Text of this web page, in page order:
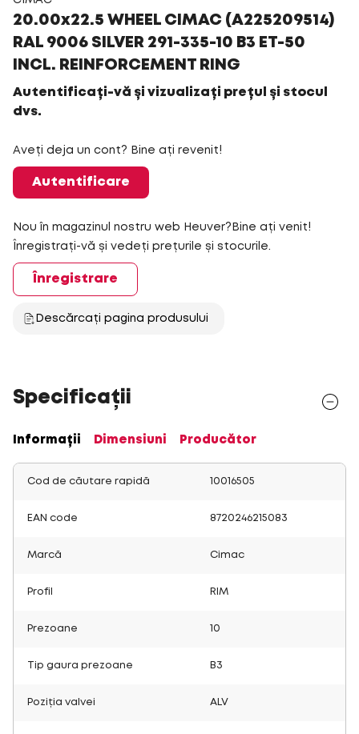
20.00x22.5 WHEEL CIMAC (A225209514)
RAL 9006 SILVER 291-335-10 B3 ET-50
INCL. REINFORCEMENT RING
Autentificați-vă și vizualizați prețul și stocul
dvs.
Aveți deja un cont? Bine ați revenit!
Autentificare
Nou în magazinul nostru web Heuver?Bine ați venit!
Înregistrați-vă și vedeți prețurile și stocurile.
Înregistrare
Descărcați pagina produsului
Specificații
Informații Dimensiuni Producător
Cod de căutare rapidă 10016505
EAN code 8720246215083
Marcă Cimac
Profil RIM
Prezoane 10
Tip gaura prezoane B3
Poziția valvei ALV